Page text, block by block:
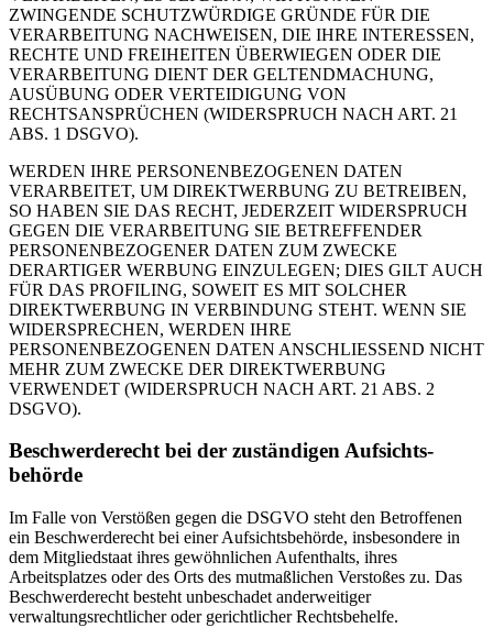
ZWINGENDE SCHUTZWÜRDIGE GRÜNDE FÜR DIE
VERARBEITUNG NACHWEISEN, DIE IHRE INTERESSEN,
RECHTE UND FREIHEITEN ÜBERWIEGEN ODER DIE
VERARBEITUNG DIENT DER GELTENDMACHUNG,
AUSÜBUNG ODER VERTEIDIGUNG VON
RECHTSANSPRÜCHEN (WIDERSPRUCH NACH ART. 21
ABS. 1 DSGVO).
WERDEN IHRE PERSONENBEZOGENEN DATEN
VERARBEITET, UM DIREKTWERBUNG ZU BETREIBEN,
SO HABEN SIE DAS RECHT, JEDERZEIT WIDERSPRUCH
GEGEN DIE VERARBEITUNG SIE BETREFFENDER
PERSONENBEZOGENER DATEN ZUM ZWECKE
DERARTIGER WERBUNG EINZULEGEN; DIES GILT AUCH
FÜR DAS PROFILING, SOWEIT ES MIT SOLCHER
DIREKTWERBUNG IN VERBINDUNG STEHT. WENN SIE
WIDERSPRECHEN, WERDEN IHRE
PERSONENBEZOGENEN DATEN ANSCHLIESSEND NICHT
MEHR ZUM ZWECKE DER DIREKTWERBUNG
VERWENDET (WIDERSPRUCH NACH ART. 21 ABS. 2
DSGVO).
Beschwerde­recht bei der zuständigen Aufsichts­
behörde
Im Falle von Verstößen gegen die DSGVO steht den Betroffenen
ein Beschwerderecht bei einer Aufsichtsbehörde, insbesondere in
dem Mitgliedstaat ihres gewöhnlichen Aufenthalts, ihres
Arbeitsplatzes oder des Orts des mutmaßlichen Verstoßes zu. Das
Beschwerderecht besteht unbeschadet anderweitiger
verwaltungsrechtlicher oder gerichtlicher Rechtsbehelfe.